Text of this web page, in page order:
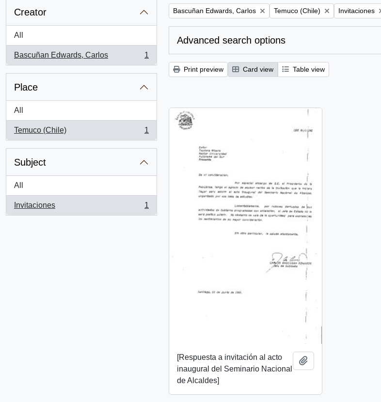
Creator
All
Bascuñan Edwards, Carlos
, 1 results
1
Place
All
Temuco (Chile)
, 1 results
1
Subject
All
Invitaciones
, 1 results
1
Remove filter:
Bascuñan Edwards, Carlos Remove filter:
Temuco (Chile) Remove filter:
Invitaciones
Advanced search options
Print preview Card view Table view
[Respuesta a invitación al acto
inaugural del Seminario Nacional
de Alcaldes]